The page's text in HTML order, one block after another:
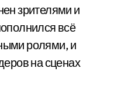
зрителями и
всё
ролями, и
на сценах